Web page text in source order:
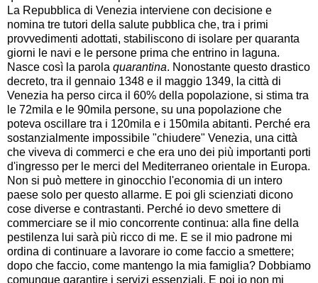
La Repubblica di Venezia interviene con decisione e
nomina tre tutori della salute pubblica che, tra i primi
provvedimenti adottati, stabiliscono di isolare per quaranta
giorni le navi e le persone prima che entrino in laguna.
Nasce così la parola quarantina. Nonostante questo drastico
decreto, tra il gennaio 1348 e il maggio 1349, la città di
Venezia ha perso circa il 60% della popolazione, si stima tra
le 72mila e le 90mila persone, su una popolazione che
poteva oscillare tra i 120mila e i 150mila abitanti. Perché era
sostanzialmente impossibile "chiudere" Venezia, una città
che viveva di commerci e che era uno dei più importanti porti
d'ingresso per le merci del Mediterraneo orientale in Europa.
Non si può mettere in ginocchio l'economia di un intero
paese solo per questo allarme. E poi gli scienziati dicono
cose diverse e contrastanti. Perché io devo smettere di
commerciare se il mio concorrente continua: alla fine della
pestilenza lui sarà più ricco di me. E se il mio padrone mi
ordina di continuare a lavorare io come faccio a smettere;
dopo che faccio, come mantengo la mia famiglia? Dobbiamo
comunque garantire i servizi essenziali. E poi io non mi